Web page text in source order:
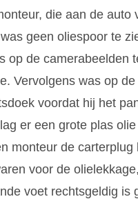
die aan de
geen oliespoor te
op de camerabeelden
Vervolgens was op
voordat hij het
er een grote plas
monteur de
voor de
voet rechtsgeldig